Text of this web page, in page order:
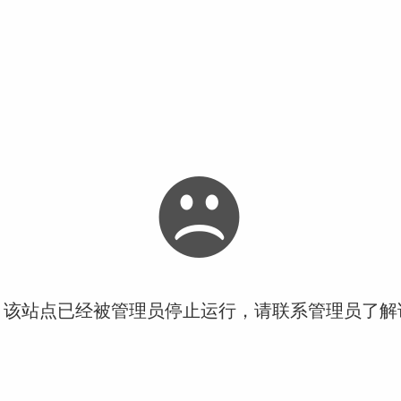
站点已经被管理员停止运行，请联系管理员了